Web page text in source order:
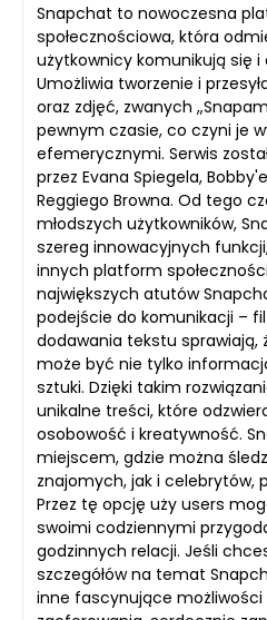
Snapchat to nowoczesna
społecznościowa, która
użytkownicy komunikują się
Umożliwia tworzenie i
oraz zdjęć, zwanych
pewnym czasie, co czyni je
efemerycznymi. Serwis
przez Evana Spiegela,
Reggiego Browna. Od tego
młodszych użytkowników,
szereg innowacyjnych
innych platform
największych atutów
podejście do komunikacji –
dodawania tekstu sprawiają,
może być nie tylko
sztuki. Dzięki takim
unikalne treści, które
osobowość i kreatywność.
miejscem, gdzie można
znajomych, jak i celebrytów,
Przez tę opcję uży users
swoimi codziennymi
godzinnych relacji. Jeśli
szczegółów na temat
inne fascynujące